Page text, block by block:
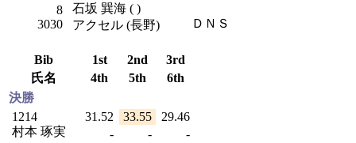
8
3030
石坂 巽海 ( )
アクセル (長野)
ＤＮＳ
Bib 1st 2nd
3rd
氏名
4th 5th
6th
決勝
1214
村本 琢実
31.52 33.55
29.46
-
-
-